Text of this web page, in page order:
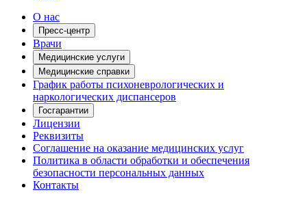
О нас
Пресс-центр
Врачи
Медицинские услуги
Медицинские справки
График работы психоневрологических и
наркологических диспансеров
Госгарантии
Лицензии
Реквизиты
Соглашение на оказание медицинских услуг
Политика в области обработки и обеспечения
безопасности персональных данных
Контакты